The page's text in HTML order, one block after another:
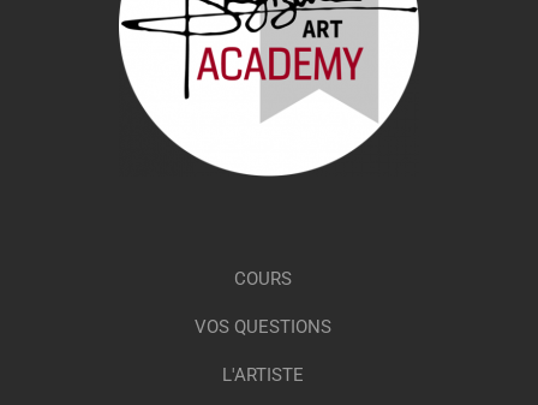
COURS
VOS QUESTIONS
L'ARTISTE